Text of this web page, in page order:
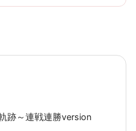
跡～連戦連勝version